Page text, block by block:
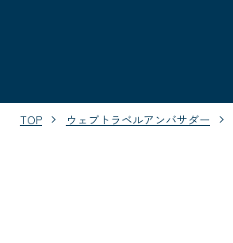
TOP ウェブトラベルアンバサダー